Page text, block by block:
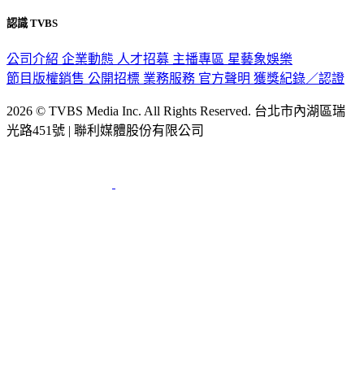
認識 TVBS
公司介紹 企業動態 人才招募 主播專區 星藝象娛樂
節目版權銷售 公開招標 業務服務 官方聲明 獲獎紀錄／認證
2026 © TVBS Media Inc. All Rights Reserved. 台北市內湖區瑞
光路451號 | 聯利媒體股份有限公司